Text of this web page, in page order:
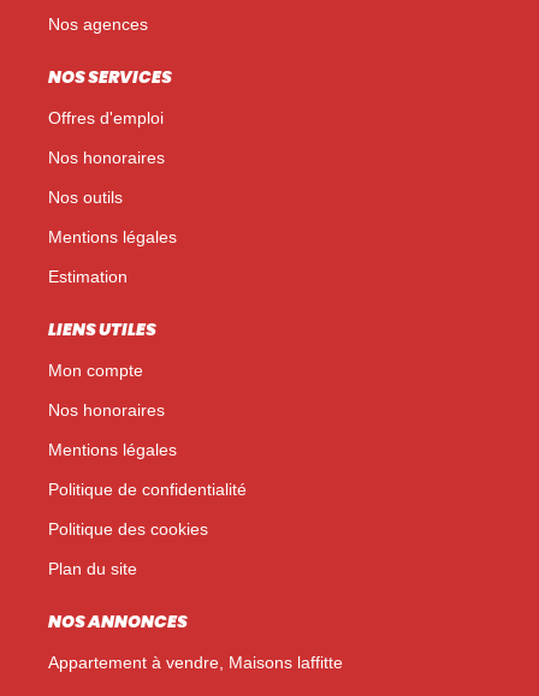
Nos agences
NOS SERVICES
Offres d'emploi
Nos honoraires
Nos outils
Mentions légales
Estimation
LIENS UTILES
Mon compte
Nos honoraires
Mentions légales
Politique de confidentialité
Politique des cookies
Plan du site
NOS ANNONCES
Appartement à vendre, Maisons laffitte